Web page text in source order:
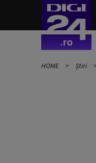
HOME Știri